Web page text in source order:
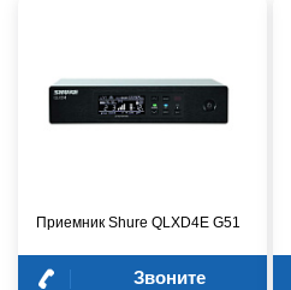
Приемник Shure QLXD4E G51
Звоните